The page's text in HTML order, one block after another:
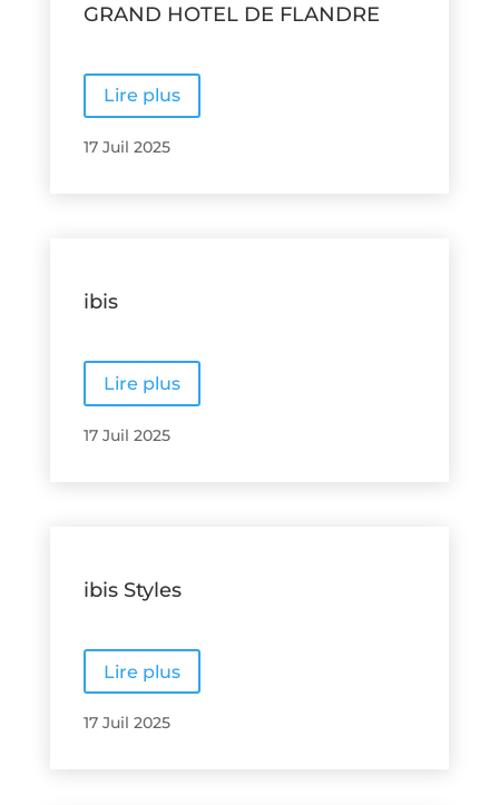
GRAND HOTEL DE FLANDRE
Lire plus
17 Juil 2025
ibis
Lire plus
17 Juil 2025
ibis Styles
Lire plus
17 Juil 2025